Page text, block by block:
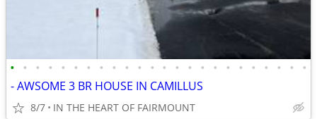
• • • • • • • • • • • • • • • • • • • • • • • •
- AWSOME 3 BR HOUSE IN CAMILLUS
8/7 IN THE HEART OF FAIRMOUNT